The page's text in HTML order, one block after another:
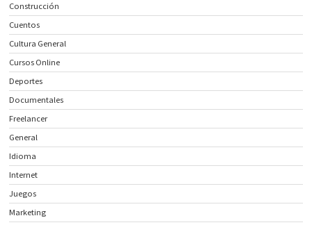
Construcción
Cuentos
Cultura General
Cursos Online
Deportes
Documentales
Freelancer
General
Idioma
Internet
Juegos
Marketing